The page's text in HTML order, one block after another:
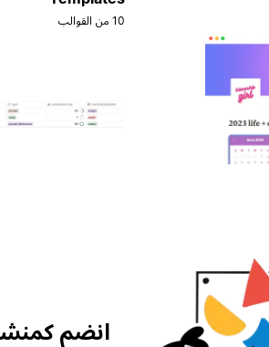
10 من القوالب
انضم